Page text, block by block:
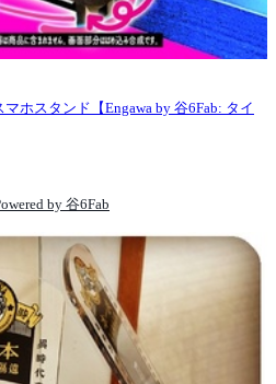
ホスタンド【Engawa by 谷6Fab: タイ
by 谷6Fab